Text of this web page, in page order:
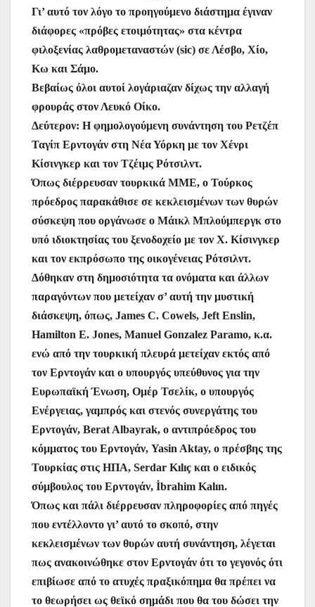
Γι’ αυτό τον λόγο το προηγούμενο διάστημα έγιναν
διάφορες «πρόβες ετοιμότητας» στα κέντρα
φιλοξενίας λαθρομεταναστών (sic) σε Λέσβο, Χίο,
Κω και Σάμο.
Βεβαίως όλοι αυτοί λογάριαζαν δίχως την αλλαγή
φρουράς στον Λευκό Οίκο.
Δεύτερον: Η φημολογούμενη συνάντηση του Ρετζέπ
Ταγίπ Ερντογάν στη Νέα Υόρκη με τον Χένρι
Κίσινγκερ και τον Τζέιμς Ρότσιλντ.
Όπως διέρρευσαν τουρκικά ΜΜΕ, ο Τούρκος
πρόεδρος παρακάθισε σε κεκλεισμένων των θυρών
σύσκεψη που οργάνωσε ο Μάικλ Μπλούμπεργκ στο
υπό ιδιοκτησίας του ξενοδοχείο με τον Χ. Κίσινγκερ
και τον εκπρόσωπο της οικογένειας Ρότσιλντ.
Δόθηκαν στη δημοσιότητα τα ονόματα και άλλων
παραγόντων που μετείχαν σ’ αυτή την μυστική
διάσκεψη, όπως, James C. Cowels, Jeft Enslin,
Hamilton E. Jones, Manuel Gonzalez Paramo, κ.α.
ενώ από την τουρκική πλευρά μετείχαν εκτός από
τον Ερντογάν και ο υπουργός υπεύθυνος για την
Ευρωπαϊκή Ένωση, Ομέρ Τσελίκ, ο υπουργός
Ενέργειας, γαμπρός και στενός συνεργάτης του
Ερντογάν, Berat Albayrak, ο αντιπρόεδρος του
κόμματος του Ερντογάν, Yasin Aktay, ο πρέσβης της
Τουρκίας στις ΗΠΑ, Serdar Kılıç και ο ειδικός
σύμβουλος του Ερντογάν, İbrahim Kalın.
Όπως και πάλι διέρρευσαν πληροφορίες από πηγές
που εντέλλοντο γι’ αυτό το σκοπό, στην
κεκλεισμένων των θυρών αυτή συνάντηση, λέγεται
πως ανακοινώθηκε στον Ερντογάν ότι το γεγονός ότι
επιβίωσε από το ατυχές πραξικόπημα θα πρέπει να
το θεωρήσει ως θεϊκό σημάδι που θα του δώσει την